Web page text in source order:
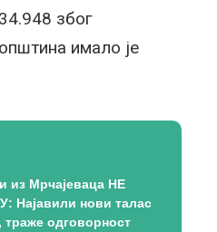
због
имало је
из Мрчајеваца НЕ
Најавили нови талас
траже одговорност